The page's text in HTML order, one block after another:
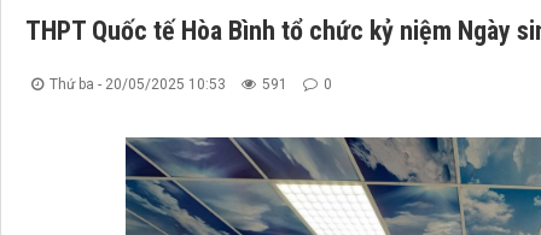
THPT Quốc tế Hòa Bình tổ chức kỷ niệm Ngày
Thứ ba - 20/05/2025 10:53 591 0